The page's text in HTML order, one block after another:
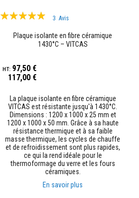
Évaluation:
3Avis
Plaque isolante en fibre céramique
1430°C – VITCAS
117,00 €
97,50 €
La plaque isolante en fibre céramique
VITCAS est résistante jusqu'à 1430°C.
Dimensions : 1200 x 1000 x 25 mm et
1200 x 1000 x 50 mm. Grâce à sa haute
résistance thermique et à sa faible
masse thermique, les cycles de chauffe
et de refroidissement sont plus rapides,
ce qui la rend idéale pour le
thermoformage du verre et les fours
céramiques.
En savoir plus